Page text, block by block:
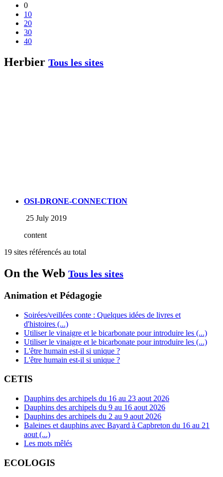
0
10
20
30
40
Herbier Tous les sites
OSI-DRONE-CONNECTION
25 July 2019
content
19 sites référencés au total
On the Web Tous les sites
Animation et Pédagogie
Soirées/veillées conte : Quelques idées de livres et
d'histoires (...)
Utiliser le vinaigre et le bicarbonate pour introduire les (...)
Utiliser le vinaigre et le bicarbonate pour introduire les (...)
L'être humain est-il si unique ?
L'être humain est-il si unique ?
CETIS
Dauphins des archipels du 16 au 23 aout 2026
Dauphins des archipels du 9 au 16 aout 2026
Dauphins des archipels du 2 au 9 aout 2026
Baleines et dauphins avec Bayard à Capbreton du 16 au 21
aout (...)
Les mots mêlés
ECOLOGIS